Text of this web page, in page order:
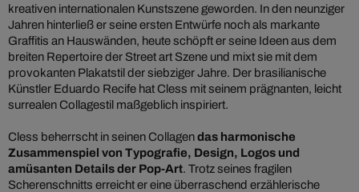
kreativen internationalen Kunstszene geworden. In den neunziger
Jahren hinterließ er seine ersten Entwürfe noch als markante
Graffitis an Hauswänden, heute schöpft er seine Ideen aus dem
breiten Repertoire der Street art Szene und mixt sie mit dem
provokanten Plakatstil der siebziger Jahre. Der brasilianische
Künstler Eduardo Recife hat Cless mit seinem prägnanten, leicht
surrealen Collagestil maßgeblich inspiriert.
Cless beherrscht in seinen Collagendas harmonische
Zusammenspiel von Typografie, Design, Logos und
amüsanten Details der Pop-Art. Trotz seines fragilen
Scherenschnitts erreicht er eine überraschend erzählerische